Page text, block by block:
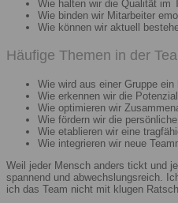
Wie halten wir die Qualität im
Wie binden wir Mitarbeiter
Wie können wir aktuell
Häufige Themen in der
Wie wird aus einer Gruppe
Wie erkennen wir die
Wie optimieren wir
Wie fördern wir die
Wie etablieren wir eine
Wie integrieren wir neue
Weil jeder Mensch anders tickt und
spannend und abwechslungsreich.
ich das Team nicht mit klugen